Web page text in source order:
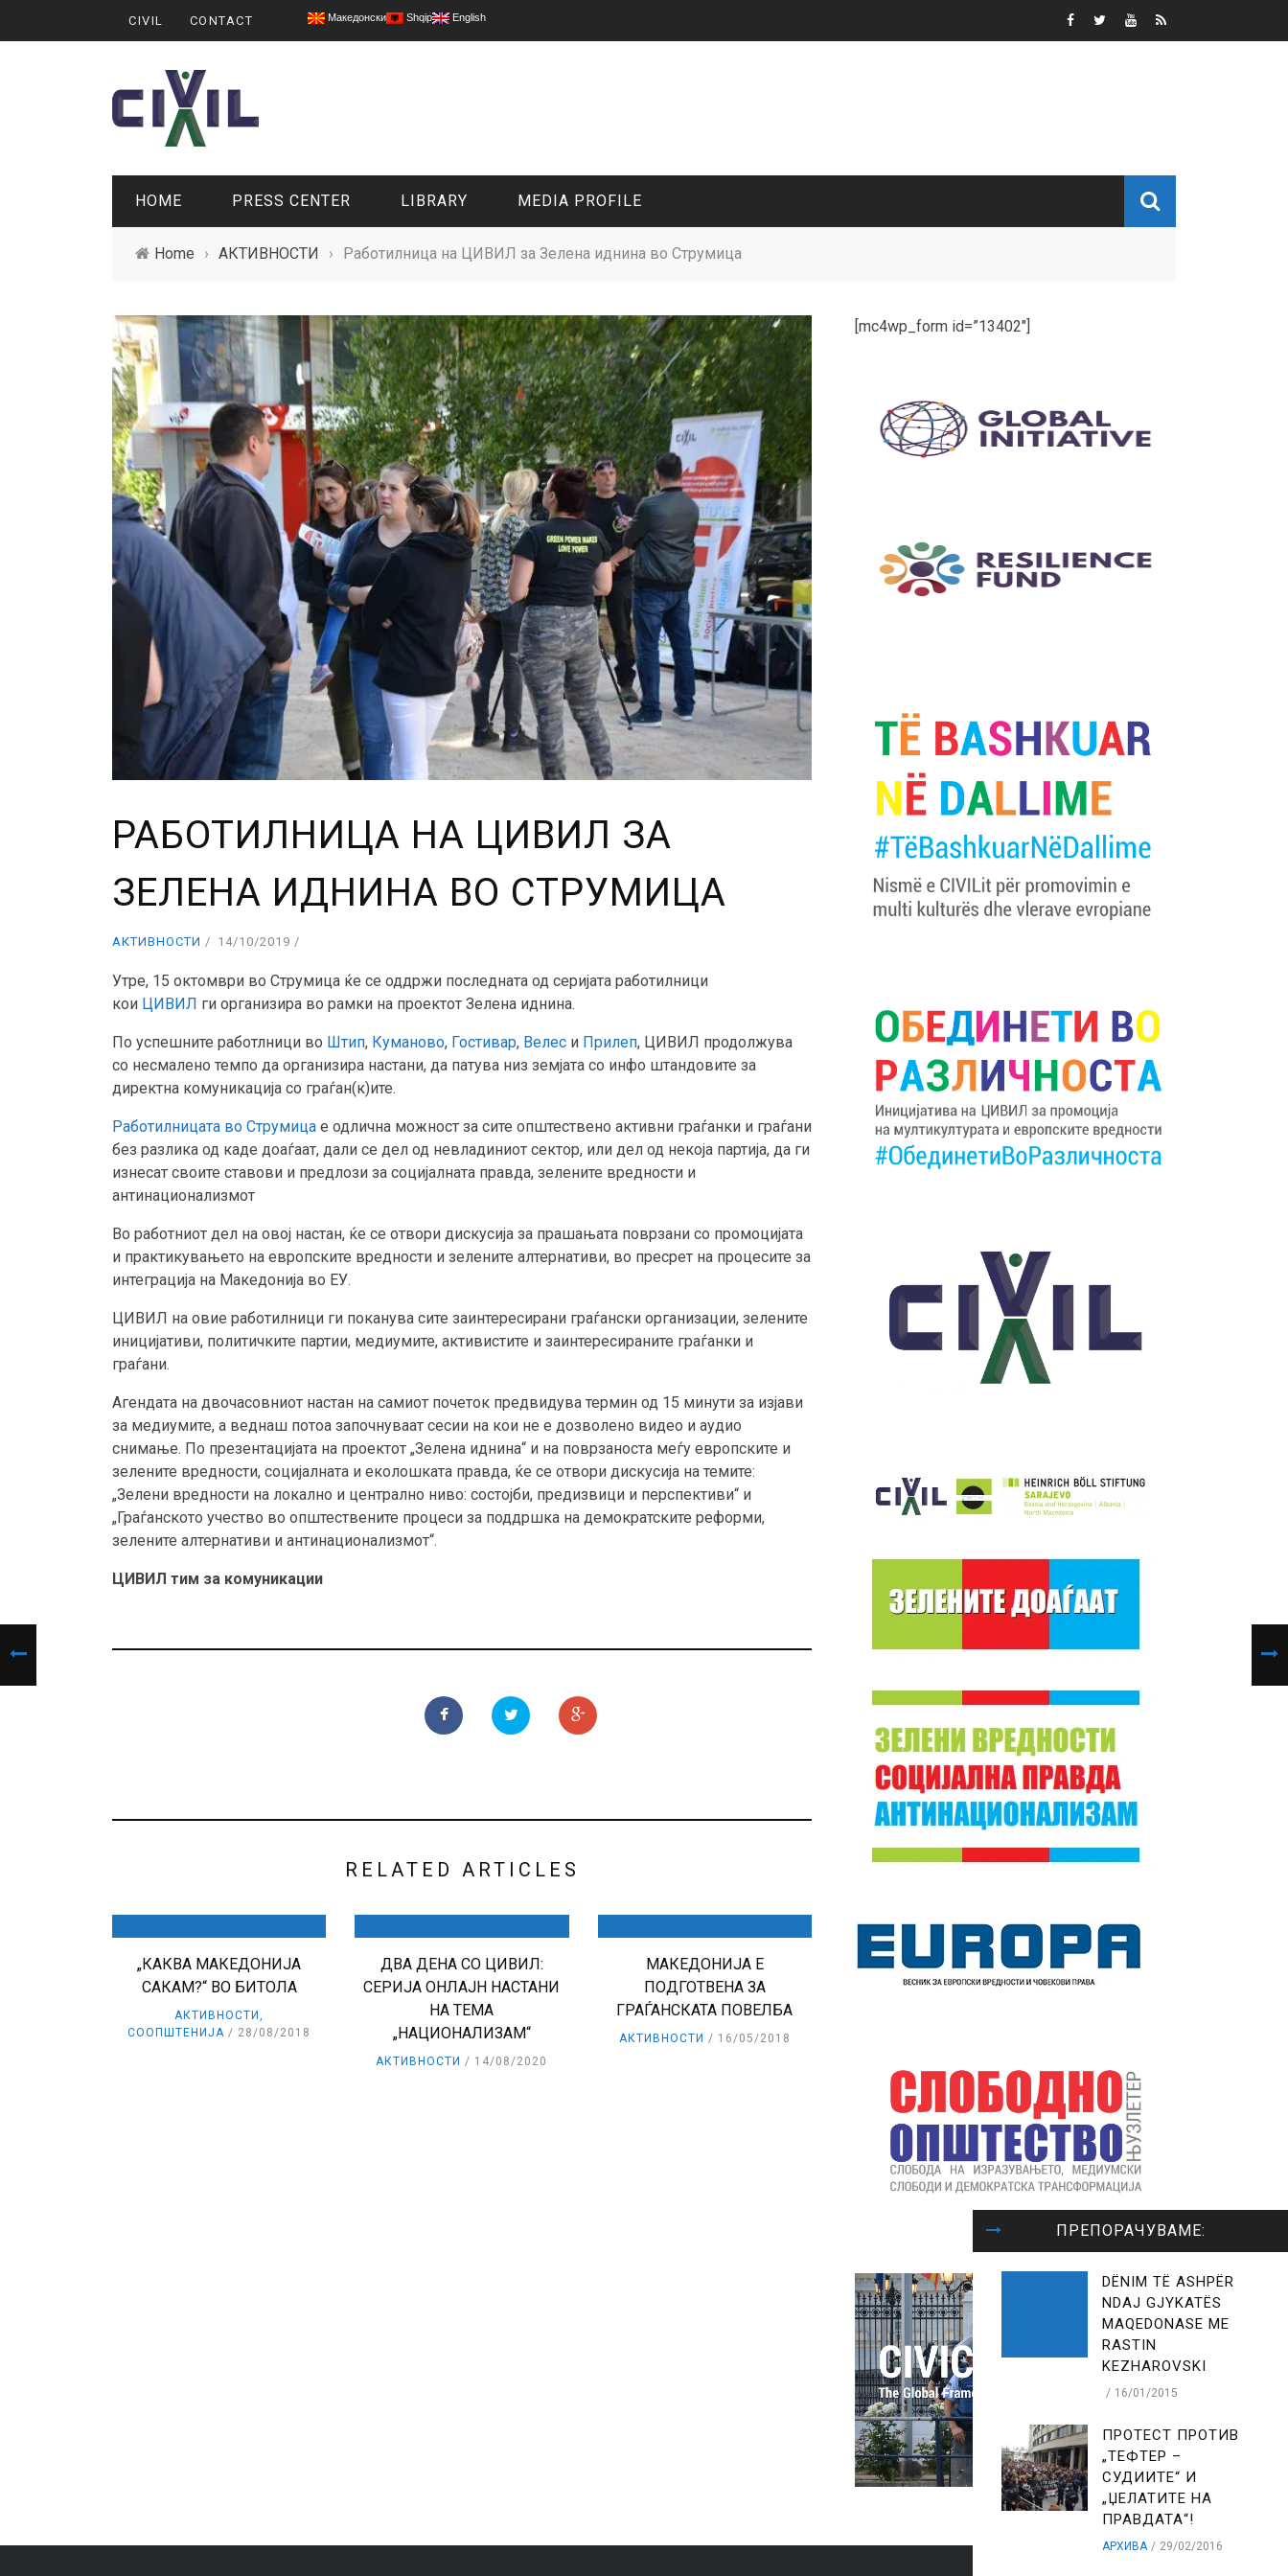
CIVIL CONTACT Македонски Shqip English
HOME PRESS CENTER LIBRARY MEDIA PROFILE
ONLINE CHANNELS
Home › АКТИВНОСТИ › Работилница на ЦИВИЛ за Зелена иднина во Струмица
РАБОТИЛНИЦА НА ЦИВИЛ ЗА
ЗЕЛЕНА ИДНИНА ВО СТРУМИЦА
АКТИВНОСТИ 14/10/2019
Утре, 15 октомври во Струмица ќе се оддржи последната од серијата работилници
кои ЦИВИЛ ги организира во рамки на проектот Зелена иднина.
По успешните работлници во Штип, Куманово, Гостивар, Велес и Прилеп, ЦИВИЛ продолжува
со несмалено темпо да организира настани, да патува низ земјата со инфо штандовите за
директна комуникација со граѓан(к)ите.
Работилницата во Струмица е одлична можност за сите општествено активни граѓанки и граѓани
без разлика од каде доаѓаат, дали се дел од невладиниот сектор, или дел од некоја партија, да ги
изнесат своите ставови и предлози за социјалната правда, зелените вредности и
антинационализмот
Во работниот дел на овој настан, ќе се отвори дискусија за прашањата поврзани со промоцијата
и практикувањето на европските вредности и зелените алтернативи, во пресрет на процесите за
интеграција на Македонија во ЕУ.
ЦИВИЛ на овие работилници ги поканува сите заинтересирани граѓански организации, зелените
иницијативи, политичките партии, медиумите, активистите и заинтересираните граѓанки и
граѓани.
Агендата на двочасовниот настан на самиот почеток предвидува термин од 15 минути за изјави
за медиумите, а веднаш потоа започнуваат сесии на кои не е дозволено видео и аудио
снимање. По презентацијата на проектот „Зелена иднина“ и на поврзаноста меѓу европските и
зелените вредности, социјалната и еколошката правда, ќе се отвори дискусија на темите:
„Зелени вредности на локално и централно ниво: состојби, предизвици и перспективи“ и
„Граѓанското учество во општествените процеси за поддршка на демократските реформи,
зелените алтернативи и антинационализмот“.
ЦИВИЛ тим за комуникации
RELATED ARTICLES
„КАКВА МАКЕДОНИЈА
САКАМ?“ ВО БИТОЛА
АКТИВНОСТИ,
СООПШТЕНИЈА
28/08/2018
ДВА ДЕНА СО ЦИВИЛ:
СЕРИЈА ОНЛАЈН НАСТАНИ
НА ТЕМА
„НАЦИОНАЛИЗАМ“
АКТИВНОСТИ 14/08/2020
МАКЕДОНИЈА Е
ПОДГОТВЕНА ЗА
ГРАЃАНСКАТА ПОВЕЛБА
АКТИВНОСТИ 16/05/2018
ПРЕПОРАЧУВАМЕ:
DËNIM TË ASHPËR
NDAJ GJYKATËS
MAQEDONASE ME
RASTIN
KEZHAROVSKI
16/01/2015
ПРОТЕСТ ПРОТИВ
„ТЕФТЕР –
СУДИИТЕ“ И
„ЏЕЛАТИТЕ НА
ПРАВДАТА“!
АРХИВА 29/02/2016
[mc4wp_form id=”13402″]